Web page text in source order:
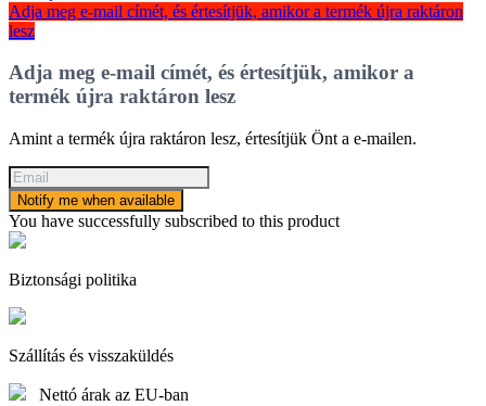
Adja meg e-mail címét, és értesítjük, amikor a termék újra raktáron
lesz
Adja meg e-mail címét, és értesítjük, amikor a
termék újra raktáron lesz
Amint a termék újra raktáron lesz, értesítjük Önt a e-mailen.
Notify me when available
You have successfully subscribed to this product
Biztonsági politika
Szállítás és visszaküldés
Nettó árak az EU-ban